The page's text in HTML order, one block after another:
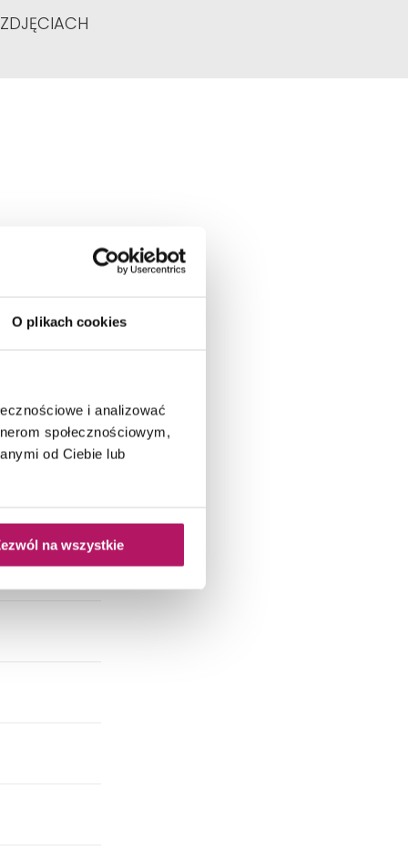
O plikach cookies
i analizować
społecznościowym,
od Ciebie lub
na wszystkie